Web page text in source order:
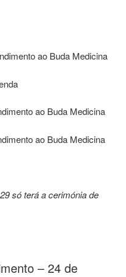
ao Buda Medicina
ao Buda Medicina
ao Buda Medicina
só terá a cerimónia de
– 24 de